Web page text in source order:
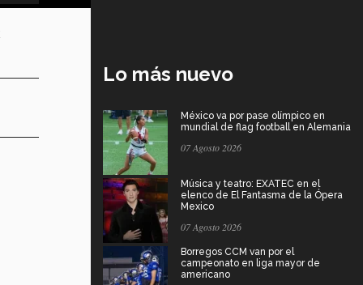
Lo más nuevo
México va por pase olímpico en
mundial de flag football en Alemania
07 Agosto 2026
Música y teatro: EXATEC en el
elenco de El Fantasma de la Ópera
Mexico
07 Agosto 2026
Borregos CCM van por el
campeonato en liga mayor de
americano